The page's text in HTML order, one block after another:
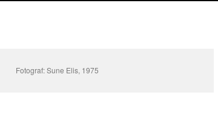
Fotograf: Sune Elis, 1975